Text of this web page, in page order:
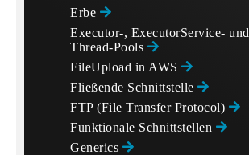
Erbe
Executor-, ExecutorService- und
Thread-Pools
FileUpload in AWS
Fließende Schnittstelle
FTP (File Transfer Protocol)
Funktionale Schnittstellen
Generics